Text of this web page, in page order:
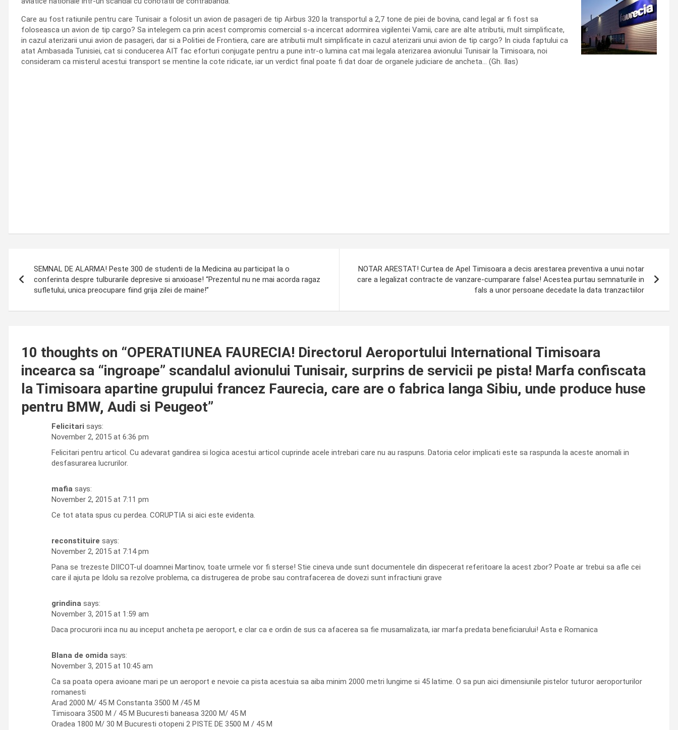
Care au fost ratiunile pentru care Tunisair a folosit un avion de pasageri de tip Airbus 320 la transportul a 2,7 tone de piei de bovina, cand legal ar fi fost sa
foloseasca un avion de tip cargo? Sa intelegem ca prin acest compromis comercial s-a incercat adormirea vigilentei Vamii, care are alte atributii, mult simplificate,
in cazul aterizarii unui avion de pasageri, dar si a Politiei de Frontiera, care are atributii mult simplificate in cazul aterizarii unui avion de tip cargo? In ciuda faptului ca
atat Ambasada Tunisiei, cat si conducerea AIT fac eforturi conjugate pentru a pune intr-o lumina cat mai legala aterizarea avionului Tunisair la Timisoara, noi
consideram ca misterul acestui transport se mentine la cote ridicate, iar un verdict final poate fi dat doar de organele judiciare de ancheta… (Gh. Ilas)
navigation
SEMNAL DE ALARMA! Peste 300 de studenti de la Medicina au participat la o
conferinta despre tulburarile depresive si anxioase! “Prezentul nu ne mai acorda ragaz
sufletului, unica preocupare fiind grija zilei de maine!”
NOTAR ARESTAT! Curtea de Apel Timisoara a decis arestarea preventiva a unui notar
care a legalizat contracte de vanzare-cumparare false! Acestea purtau semnaturile in
fals a unor persoane decedate la data tranzactiilor
10 thoughts on “OPERATIUNEA FAURECIA! Directorul Aeroportului International Timisoara
incearca sa “ingroape” scandalul avionului Tunisair, surprins de servicii pe pista! Marfa confiscata
la Timisoara apartine grupului francez Faurecia, care are o fabrica langa Sibiu, unde produce huse
pentru BMW, Audi si Peugeot”
Felicitari says:
November 2, 2015 at 6:36 pm
Felicitari pentru articol. Cu adevarat gandirea si logica acestui articol cuprinde acele intrebari care nu au raspuns. Datoria celor implicati este sa raspunda la aceste anomali in
desfasurarea lucrurilor.
mafia says:
November 2, 2015 at 7:11 pm
Ce tot atata spus cu perdea. CORUPTIA si aici este evidenta.
reconstituire says:
November 2, 2015 at 7:14 pm
Pana se trezeste DIICOT-ul doamnei Martinov, toate urmele vor fi sterse! Stie cineva unde sunt documentele din dispecerat referitoare la acest zbor? Poate ar trebui sa afle cei
care il ajuta pe Idolu sa rezolve problema, ca distrugerea de probe sau contrafacerea de dovezi sunt infractiuni grave
grindina says:
November 3, 2015 at 1:59 am
Daca procurorii inca nu au inceput ancheta pe aeroport, e clar ca e ordin de sus ca afacerea sa fie musamalizata, iar marfa predata beneficiarului! Asta e Romanica
Blana de omida says:
November 3, 2015 at 10:45 am
Ca sa poata opera avioane mari pe un aeroport e nevoie ca pista acestuia sa aiba minim 2000 metri lungime si 45 latime. O sa pun aici dimensiunile pistelor tuturor aeroporturilor
romanesti
Arad 2000 M/ 45 M Constanta 3500 M /45 M
Timisoara 3500 M / 45 M Bucuresti baneasa 3200 M/ 45 M
Oradea 1800 M/ 30 M Bucuresti otopeni 2 PISTE DE 3500 M / 45 M